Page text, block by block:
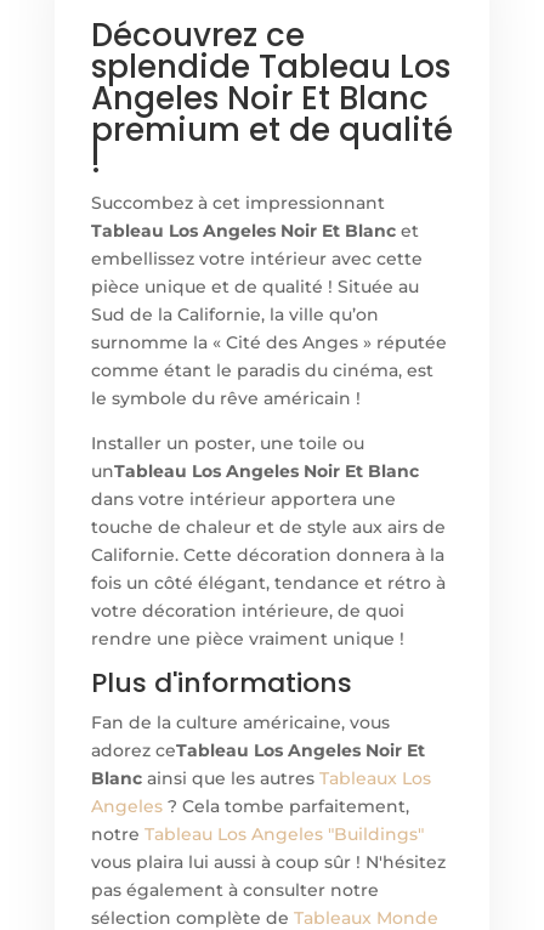
Découvrez ce
splendide Tableau Los
Angeles Noir Et Blanc
premium et de qualité
!
Succombez à cet impressionnant
Tableau Los Angeles Noir Et Blancet
embellissez votre intérieur avec cette
pièce unique et de qualité ! Située au
Sud de la Californie, la ville qu’on
surnomme la « Cité des Anges » réputée
comme étant le paradis du cinéma, est
le symbole du rêve américain !
Installer un poster, une toile ou
unTableau Los Angeles Noir Et Blanc
dans votre intérieur apportera une
touche de chaleur et de style aux airs de
Californie. Cette décoration donnera à la
fois un côté élégant, tendance et rétro à
votre décoration intérieure, de quoi
rendre une pièce vraiment unique !
Plus d'informations
Fan de la culture américaine, vous
adorez ceTableau Los Angeles Noir Et
Blancainsi que les autres Tableaux Los
Angeles? Cela tombe parfaitement,
notre Tableau Los Angeles "Buildings"
vous plaira lui aussi à coup sûr ! N'hésitez
pas également à consulter notre
sélection complète de Tableaux Monde